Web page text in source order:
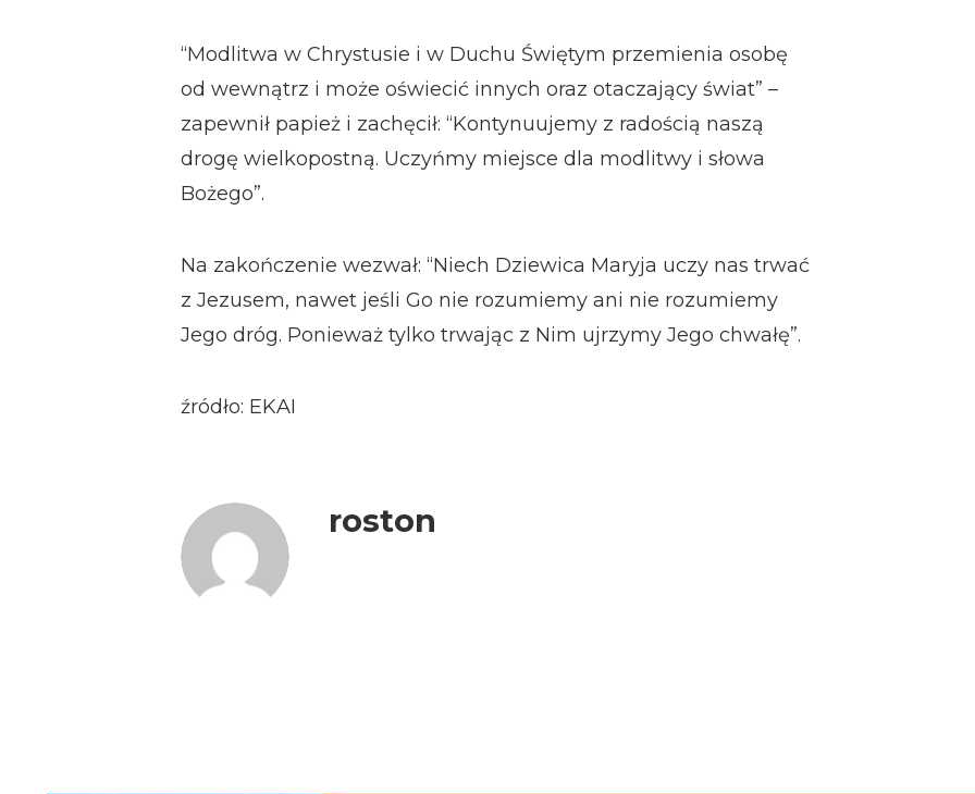
“Modlitwa w Chrystusie i w Duchu Świętym przemienia osobę
od wewnątrz i może oświecić innych oraz otaczający świat” –
zapewnił papież i zachęcił: “Kontynuujemy z radością naszą
drogę wielkopostną. Uczyńmy miejsce dla modlitwy i słowa
Bożego”.
Na zakończenie wezwał: “Niech Dziewica Maryja uczy nas trwać
z Jezusem, nawet jeśli Go nie rozumiemy ani nie rozumiemy
Jego dróg. Ponieważ tylko trwając z Nim ujrzymy Jego chwałę”.
źródło: EKAI
roston